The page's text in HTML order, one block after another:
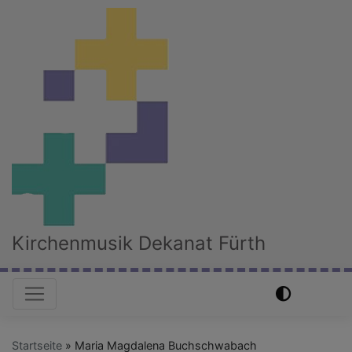
Kirchenmusik Dekanat Fürth
Hauptnavigation
Startseite Maria Magdalena Buchschwabach